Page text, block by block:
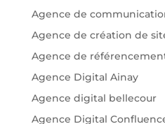
Agence de
Agence de création de
Agence de
Agence Digital Ainay
Agence digital bellecour
Agence Digital